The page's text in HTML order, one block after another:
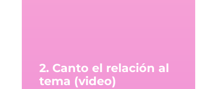
2. Canto el relación al
tema (video)